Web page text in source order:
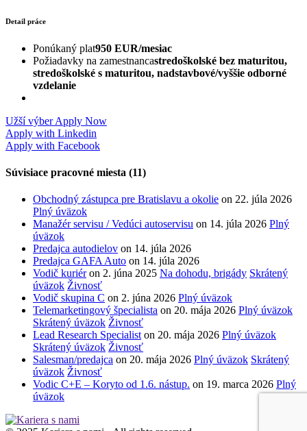
Detail práce
Ponúkaný plat950 EUR/mesiac
Požiadavky na zamestnancastredoškolské bez maturitou,
stredoškolské s maturitou, nadstavbové/vyššie odborné
vzdelanie
Užší výberApply Now
Apply with Linkedin
Apply with Facebook
Súvisiace pracovné miesta (11)
Obchodný zástupca pre Bratislavu a okolie on 22. júla 2026
Plný úväzok
Manažér servisu / Vedúci autoservisu on 14. júla 2026 Plný
úväzok
Predajca autodielov on 14. júla 2026
Predajca GAFA Auto on 14. júla 2026
Vodič kuriéron 2. júna 2025 Na dohodu, brigády Skrátený
úväzok Živnosť
Vodič skupina C on 2. júna 2026 Plný úväzok
Telemarketingový špecialista on 20. mája 2026 Plný úväzok
Skrátený úväzok Živnosť
Lead Research Specialist on 20. mája 2026 Plný úväzok
Skrátený úväzok Živnosť
Salesman/predajca on 20. mája 2026 Plný úväzok Skrátený
úväzok Živnosť
Vodic C+E – Koryto od 1.6. nástup. on 19. marca 2026 Plný
úväzok